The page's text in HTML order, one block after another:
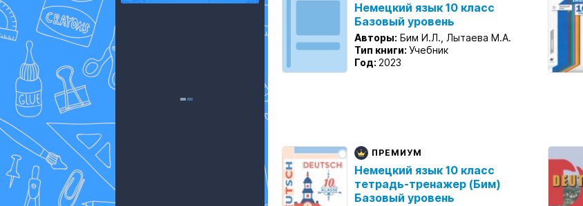
Немецкий язык 10 класс
Базовый уровень
Авторы: Бим И.Л., Лытаева М.А.
Тип книги: Учебник
Год: 2023
ПРЕМИУМ
Немецкий язык 10 класс
тетрадь-тренажер (Бим)
Базовый уровень